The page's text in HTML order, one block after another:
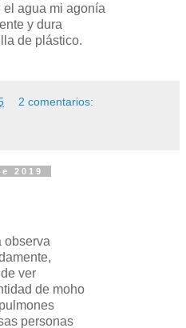
el agua mi agonía
y dura
de plástico.
2 comentarios:
2019
observa
ver
de moho
personas